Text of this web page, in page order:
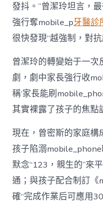
發抖。”曾潔玲坦言，
強行奪mobile_p牙醫診
很快發現“越強制，對
曾潔玲的轉變始于一次
劇，劇中家長強行收
稱‘家長能刷
其實裸露了孩子的焦點
現在，曾密斯的家庭構
孩子陷溺
默念“123，親生的”來
通；與孩子配合制訂《
確“完成作業后可應用